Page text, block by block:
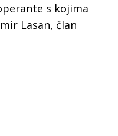
s kojima
Lasan, član